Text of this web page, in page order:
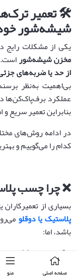
صفحه اصلی منو
🛠️ تعمیر
شیشه‌شور
یکی از مشکلات رایج
مخزن شیشه‌شوراست.
از حد یا ضربه‌های
بی‌اهمیت به‌نظر
عملکرد برف‌پاک‌کن‌ها
بنابراین تعمیر
در ادامه روش‌های
کدام را می‌گوییم و
❌ چرا چسب
بسیاری از
پلاستیک یا دوقلو
باشد، اما:
در برابر فشار
با گذشت زمان و